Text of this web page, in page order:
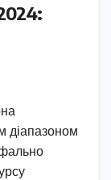
діапазоном